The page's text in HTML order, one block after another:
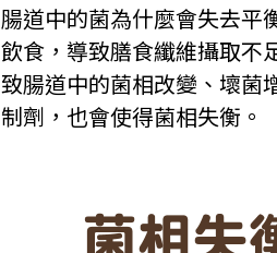
腸道中的菌為什麼會失去平
飲食，導致膳食纖維攝取不
致腸道中的菌相改變、壞菌
制劑，也會使得菌相失衡。